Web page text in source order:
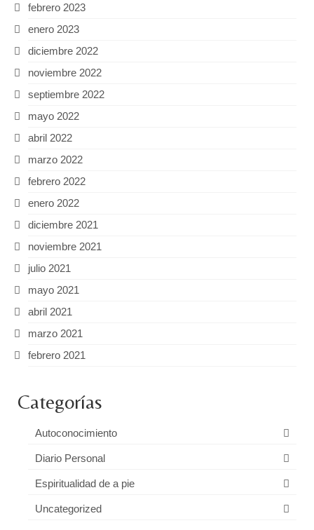
febrero 2023
enero 2023
diciembre 2022
noviembre 2022
septiembre 2022
mayo 2022
abril 2022
marzo 2022
febrero 2022
enero 2022
diciembre 2021
noviembre 2021
julio 2021
mayo 2021
abril 2021
marzo 2021
febrero 2021
Categorías
Autoconocimiento
Diario Personal
Espiritualidad de a pie
Uncategorized